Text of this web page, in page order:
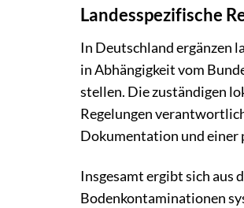
Landesspezifische
In Deutschland ergänzen
in Abhängigkeit vom
stellen. Die zuständigen
Regelungen
Dokumentation und einer
Insgesamt ergibt sich aus
Bodenkontaminationen